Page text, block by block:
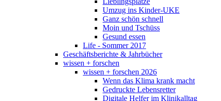
Umzug ins Kinder-UKE
Ganz schön schnell
Moin und Tschüss
Gesund essen
Life - Sommer 2017
Geschäftsberichte & Jahrbücher
wissen + forschen
wissen + forschen 2026
Wenn das Klima krank macht
Gedruckte Lebensretter
Digitale Helfer im Klinikalltag